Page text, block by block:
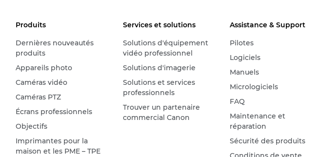
Produits
Dernières nouveautés
produits
Appareils photo
Caméras vidéo
Caméras PTZ
Écrans professionnels
Objectifs
Imprimantes pour la
maison et les PME – TPE
Services et solutions
Solutions d'équipement
vidéo professionnel
Solutions d'imagerie
Solutions et services
professionnels
Trouver un partenaire
commercial Canon
Assistance & Support
Pilotes
Logiciels
Manuels
Micrologiciels
FAQ
Maintenance et
réparation
Sécurité des produits